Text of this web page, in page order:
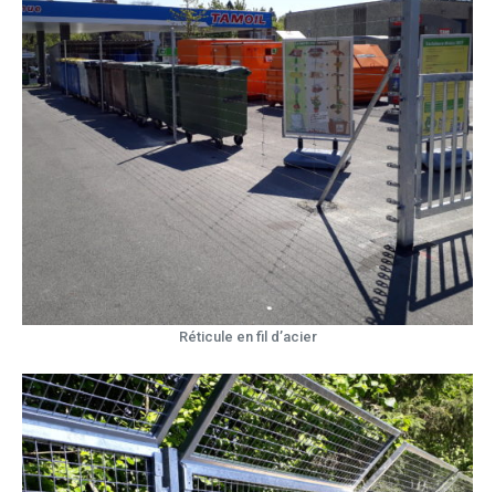
Réticule en fil d’acier